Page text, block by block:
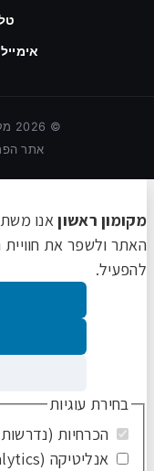
©
2026
אתר
מקומון ראשוןאנו
האתר ולשפר את
להפעיל.
בחירת עוגיות
הכרחיות
אנליטיקה (Google Analytics)